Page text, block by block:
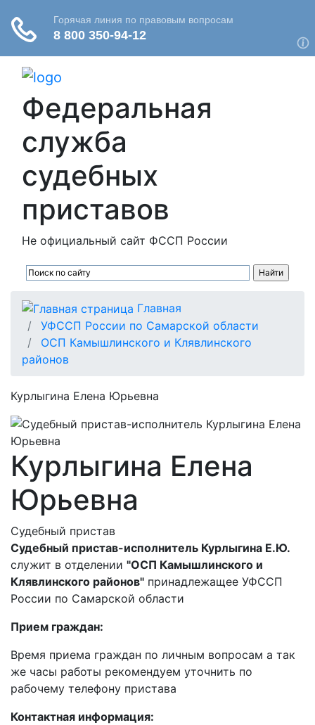
Федеральная
служба
судебных
приставов
Не официальный сайт ФССП России
Главная
УФССП России по Самарской области
ОСП Камышлинского и Клявлинского
районов
Курлыгина Елена Юрьевна
Курлыгина Елена
Юрьевна
Судебный пристав
Судебный пристав-исполнитель Курлыгина Е.Ю.
служит в отделении "ОСП Камышлинского и
Клявлинского районов" принадлежащее УФССП
России по Самарской области
Прием граждан:
Время приема граждан по личным вопросам а так
же часы работы рекомендуем уточнить по
рабочему телефону пристава
Контактная информация: